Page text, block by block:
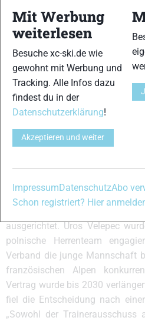
Velepec´ Vertrag
Olympia 2030
Nach Olympia ist vor
Entwicklung auf den
ausgerichtet. Uros Velepec
polnische Herrenteam
Verband die junge Mannschaft
französischen Alpen
Vertrag wurde bis 2030
fiel die Entscheidung nach
„Sowohl der
Mit Werbung
weiterlesen
Besuche xc-ski.de wie
gewohnt mit Werbung und
Tracking. Alle Infos dazu
findest du in der
Datenschutzerklärung!
Akzeptieren und weiter
Impressum DatenschutzAbo
Schon registriert? Hier